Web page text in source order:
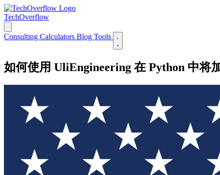
TechOverflow
Consulting Calculators Blog Tools
如何使用 UliEngineering 在 Python 中将